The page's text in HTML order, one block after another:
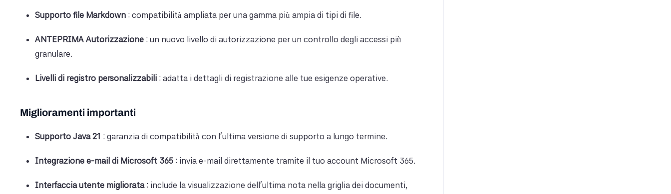
Supporto file Markdown : compatibilità ampliata per una gamma più ampia di tipi di file.
ANTEPRIMA Autorizzazione : un nuovo livello di autorizzazione per un controllo degli accessi più
granulare.
Livelli di registro personalizzabili : adatta i dettagli di registrazione alle tue esigenze operative.
Miglioramenti importanti
Supporto Java 21 : garanzia di compatibilità con l'ultima versione di supporto a lungo termine.
Integrazione e-mail di Microsoft 365 : invia e-mail direttamente tramite il tuo account Microsoft 365.
Interfaccia utente migliorata: include la visualizzazione dell'ultima nota nella griglia dei documenti,